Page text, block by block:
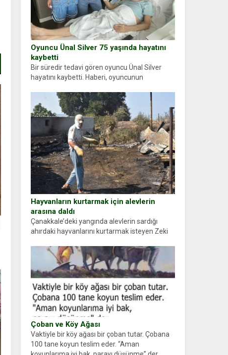
Oyuncu Ünal Silver 75 yaşında hayatını
kaybetti
Bir süredir tedavi gören oyuncu Ünal Silver
hayatını kaybetti. Haberi, oyuncunun
sosyal medya hesabında “Usta Oyuncumuz ve
çok değerli dostumuz...
Hayvanların kurtarmak için alevlerin
arasına daldı
Çanakkale’deki yangında alevlerin sardığı
ahırdaki hayvanlarını kurtarmak isteyen Zeki
ellerinde yanıklar oluşan Demir, kâbus dolu
anları anlattı… Merkeze bağlı...
Çoban ve Köy Ağası
Vaktiyle bir köy ağası bir çoban tutar. Çobana
100 tane koyun teslim eder. “Aman